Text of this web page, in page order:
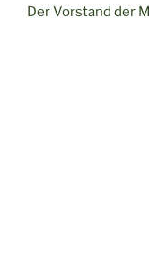
Der Vorstand der